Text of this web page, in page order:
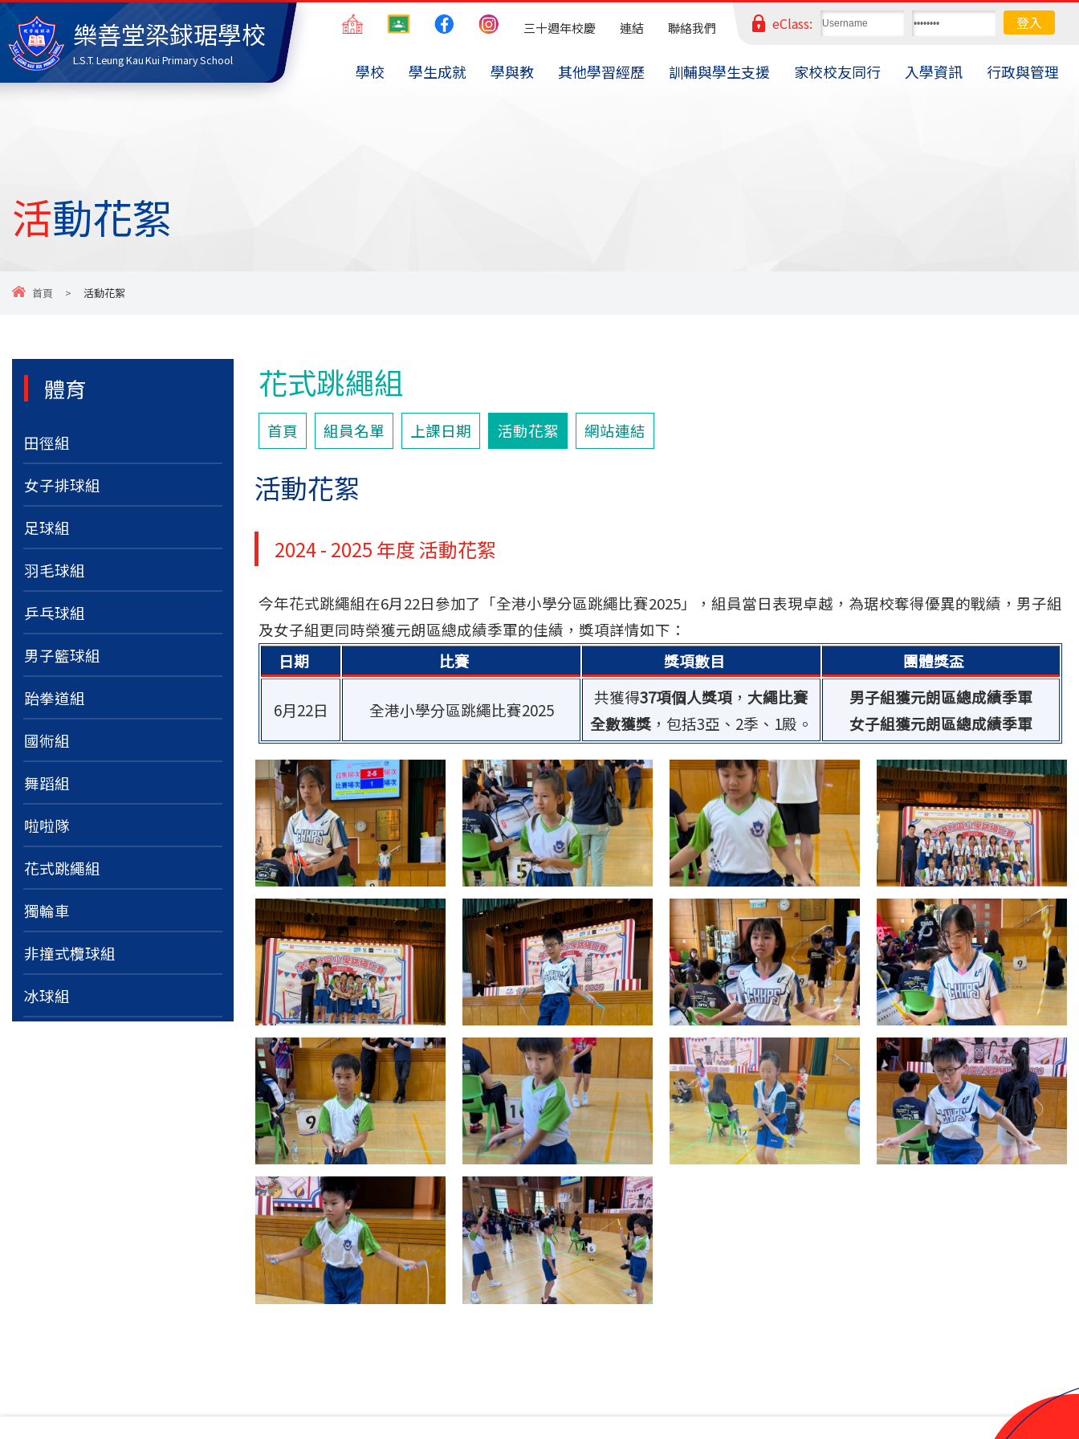
樂善堂梁銶琚學校
L.S.T. Leung Kau Kui Primary School
eClass:
三十週年校慶 連結 聯絡我們
學校 學生成就 學與教 其他學習經歷 訓輔與學生支援 家校校友同行 入學資訊 行政與管理
活動花絮
首頁 > 活動花絮
花式跳繩組
首頁 組員名單 上課日期 活動花絮 網站連結
活動花絮
2024 - 2025 年度 活動花絮
今年花式跳繩組在6月22日參加了「全港小學分區跳繩比賽2025」，組員當日表現卓越，為琚校奪得優異的戰績，男子組
及女子組更同時榮獲元朗區總成績季軍的佳績，獎項詳情如下：
日期 比賽 獎項數目 團體獎盃
6月22日 全港小學分區跳繩比賽2025
共獲得37項個人獎項 ， 大繩比賽
全數獲獎 ，包括3亞、2季、1殿。
男子組獲元朗區總成績季軍
女子組獲元朗區總成績季軍
體育
田徑組
女子排球組
足球組
羽毛球組
乒乓球組
男子籃球組
跆拳道組
國術組
舞蹈組
啦啦隊
花式跳繩組
獨輪車
非撞式欖球組
冰球組